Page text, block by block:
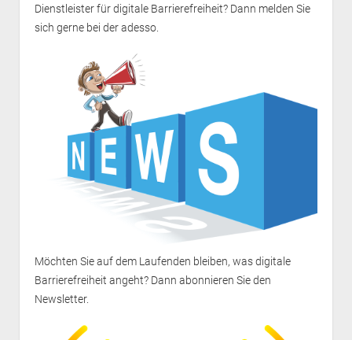
Dienstleister für digitale Barrierefreiheit? Dann melden Sie
sich gerne bei deradesso.
Möchten Sie auf dem Laufenden bleiben, was digitale
Barrierefreiheit angeht? Dann abonnieren Sie den
Newsletter.